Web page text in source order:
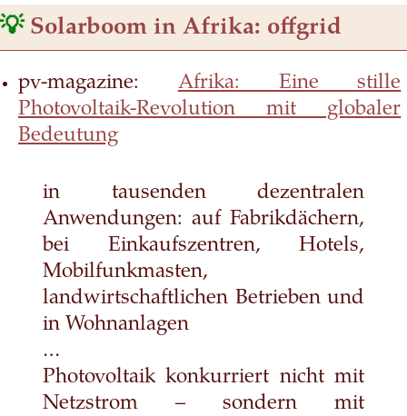
💡Solarboom in Afrika: offgrid
pv-magazine: Afrika: Eine stille
Photovoltaik-Revolution mit globaler
Bedeutung
in tausenden dezentralen
Anwendungen: auf Fabrikdächern,
bei Einkaufszentren, Hotels,
Mobilfunkmasten,
landwirtschaftlichen Betrieben und
in Wohnanlagen
…
Photovoltaik konkurriert nicht mit
Netzstrom – sondern mit